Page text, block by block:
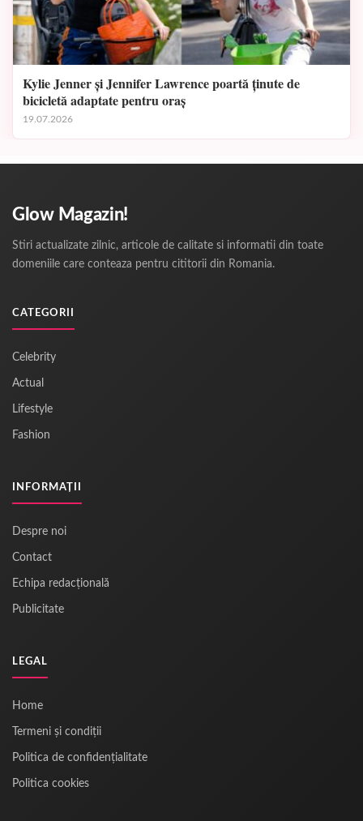
Kylie Jenner și Jennifer Lawrence poartă ținute de
bicicletă adaptate pentru oraș
19.07.2026
Glow Magazin!
Stiri actualizate zilnic, articole de calitate si informatii din toate
domeniile care conteaza pentru cititorii din Romania.
CATEGORII
Celebrity
Actual
Lifestyle
Fashion
INFORMAȚII
Despre noi
Contact
Echipa redacțională
Publicitate
LEGAL
Home
Termeni și condiții
Politica de confidențialitate
Politica cookies